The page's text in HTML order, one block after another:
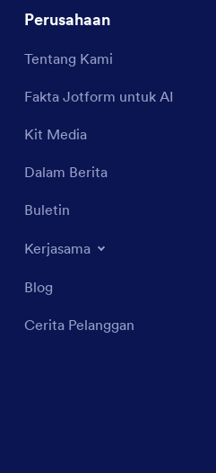
Perusahaan
Tentang Kami
Fakta Jotform untuk AI
Kit Media
Dalam Berita
Buletin
Kerjasama
Blog
Cerita Pelanggan